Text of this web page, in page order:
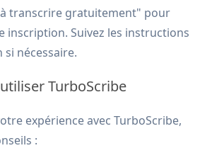
transcrire gratuitement" pour
inscription. Suivez les instructions
nécessaire.
TurboScribe
expérience avec TurboScribe,
: